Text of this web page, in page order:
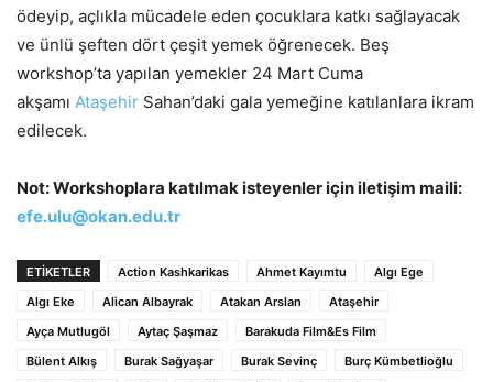
ödeyip, açlıkla mücadele eden çocuklara katkı sağlayacak
ve ünlü şeften dört çeşit yemek öğrenecek. Beş
workshop’ta yapılan yemekler 24 Mart Cuma
akşamı Ataşehir Sahan’daki gala yemeğine katılanlara ikram
edilecek.
Not: Workshoplara katılmak isteyenler için iletişim maili:
efe.ulu@okan.edu.tr
ETİKETLER Action Kashkarikas Ahmet Kayımtu
Algı Ege
Algı Eke
Alican Albayrak Atakan Arslan
Ataşehir
Ayça Mutlugöl
Aytaç Şaşmaz
Barakuda Film&Es Film
Bülent Alkış
Burak Sağyaşar Burak Sevinç
Burç Kümbetlioğlu